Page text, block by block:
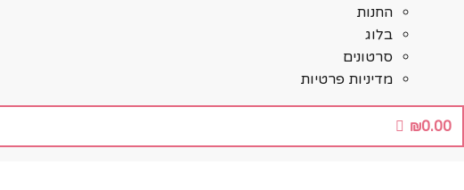
החנות
בלוג
סרטונים
מדיניות פרטיות
₪0.00